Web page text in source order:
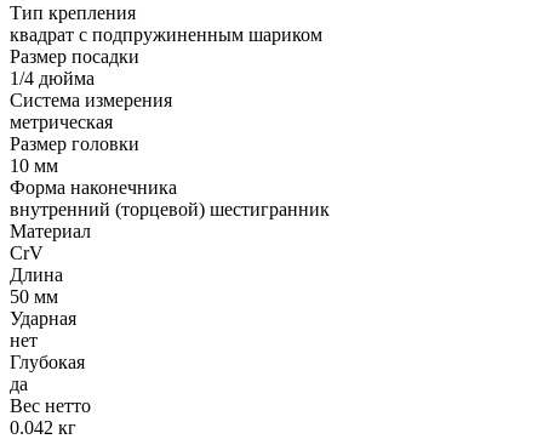
Тип крепления
квадрат с подпружиненным шариком
Размер посадки
1/4 дюйма
Система измерения
метрическая
Размер головки
10 мм
Форма наконечника
внутренний (торцевой) шестигранник
Материал
CrV
Длина
50 мм
Ударная
нет
Глубокая
да
Вес нетто
0.042 кг